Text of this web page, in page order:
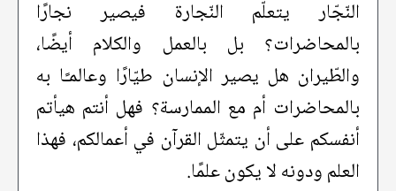
النّجّار يتعلّم النّجارة فيصير نجارًا
بالمحاضرات؟ بل بالعمل والكلام أيضًا،
والطّيران هل يصير الإنسان طيّارًا وعالمـًا به
بالمحاضرات أم مع الممارسة؟ فهل أنتم هيأتم
أنفسكم على أن يتمثّل القرآن في أعمالكم، فهذا
العلم ودونه لا يكون علمًا.